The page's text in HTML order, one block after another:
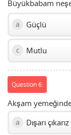
Büyükbabam
a Güçlü
c Mutlu
Question 6:
Akşam
a Dışarı çıkarız